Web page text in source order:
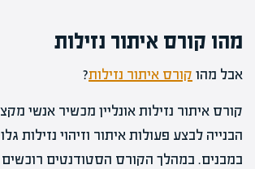
מהו קורס איתור נזילות
אבל מהו קורס איתור נזילות?
קורס איתור נזילות אונליין מכשיר אנשי
הבנייה לבצע פעולות איתור וזיהוי נזילות
במבנים. במהלך הקורס הסטודנטים רוכשים